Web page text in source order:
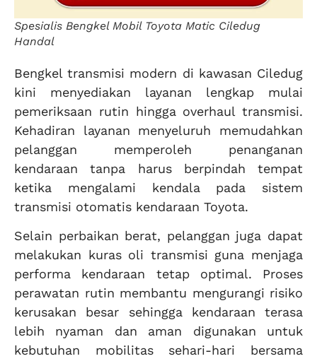
Spesialis Bengkel Mobil Toyota Matic Ciledug
Handal
Bengkel transmisi modern di kawasan Ciledug
kini menyediakan layanan lengkap mulai
pemeriksaan rutin hingga overhaul transmisi.
Kehadiran layanan menyeluruh memudahkan
pelanggan memperoleh penanganan
kendaraan tanpa harus berpindah tempat
ketika mengalami kendala pada sistem
transmisi otomatis kendaraan Toyota.
Selain perbaikan berat, pelanggan juga dapat
melakukan kuras oli transmisi guna menjaga
performa kendaraan tetap optimal. Proses
perawatan rutin membantu mengurangi risiko
kerusakan besar sehingga kendaraan terasa
lebih nyaman dan aman digunakan untuk
kebutuhan mobilitas sehari-hari bersama